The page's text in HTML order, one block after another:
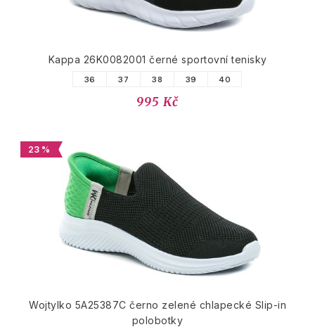
Kappa 26K0082001 černé sportovní tenisky
36 37 38 39 40
995 Kč
23 %
Wojtylko 5A25387C černo zelené chlapecké Slip-in
polobotky